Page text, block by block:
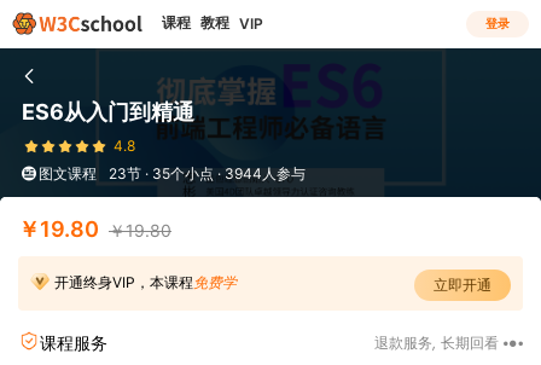
课程 教程 VIP 登录
ES6从入门到精通
4.8
图文课程
23节 · 35个小点 · 3944人参与
￥19.80 ￥19.80
开通终身VIP，本课程 免费学 立即开通
课程服务 退款服务 长期回看